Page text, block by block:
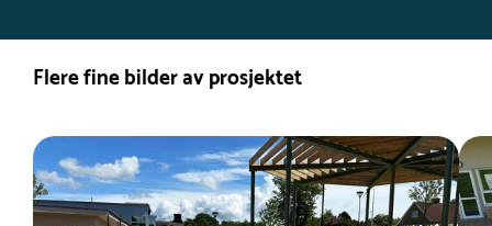
Flere fine bilder av prosjektet